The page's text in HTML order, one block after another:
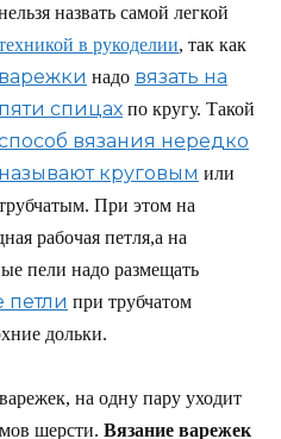
назвать самой легкой
в рукоделии, так как
варежки надо вязать на
пяти спицах по кругу. Такой
вязания нередко
называют круговым или
При этом на
рабочая петля,а на
пели надо размещать
при трубчатом
дольки.
на одну пару уходит
шерсти. Вязание варежек